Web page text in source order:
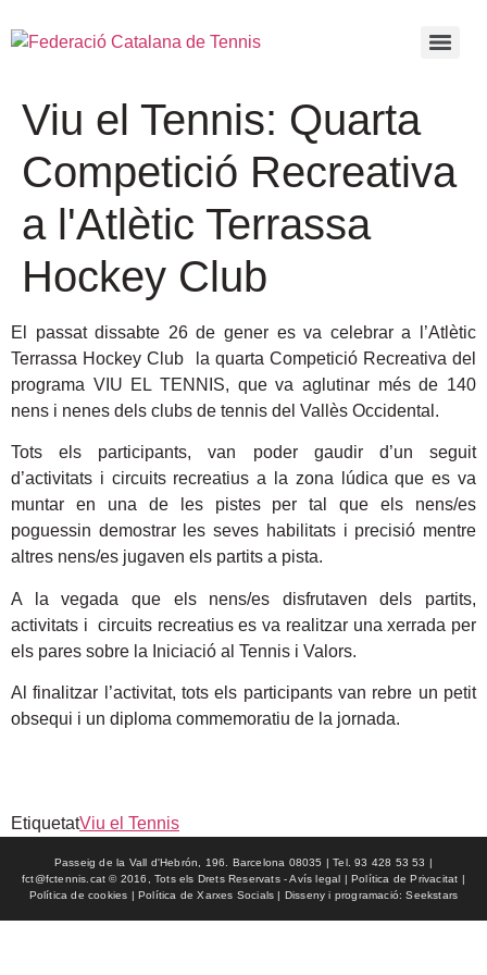
Viu el Tennis: Quarta
Competició Recreativa
a l'Atlètic Terrassa
Hockey Club
El passat dissabte 26 de gener es va celebrar a l’Atlètic
Terrassa Hockey Club la quarta Competició Recreativa del
programa VIU EL TENNIS, que va aglutinar més de 140
nens i nenes dels clubs de tennis del Vallès Occidental.
Tots els participants, van poder gaudir d’un seguit
d’activitats i circuits recreatius a la zona lúdica que es va
muntar en una de les pistes per tal que els nens/es
poguessin demostrar les seves habilitats i precisió mentre
altres nens/es jugaven els partits a pista.
A la vegada que els nens/es disfrutaven dels partits,
activitats i circuits recreatius es va realitzar una xerrada per
els pares sobre la Iniciació al Tennis i Valors.
Al finalitzar l’activitat, tots els participants van rebre un petit
obsequi i un diploma commemoratiu de la jornada.
EtiquetatViu el Tennis
Passeig de la Vall d'Hebrón, 196. Barcelona 08035 | Tel. 93 428 53 53 |
fct@fctennis.cat © 2016, Tots els Drets Reservats - Avís legal | Política de Privacitat |
Política de cookies | Política de Xarxes Socials | Disseny i programació: Seekstars